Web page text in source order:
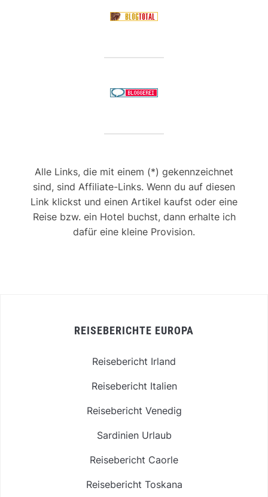
Alle Links, die mit einem (*) gekennzeichnet
sind, sind Affiliate-Links. Wenn du auf diesen
Link klickst und einen Artikel kaufst oder eine
Reise bzw. ein Hotel buchst, dann erhalte ich
dafür eine kleine Provision.
REISEBERICHTE EUROPA
Reisebericht Irland
Reisebericht Italien
Reisebericht Venedig
Sardinien Urlaub
Reisebericht Caorle
Reisebericht Toskana